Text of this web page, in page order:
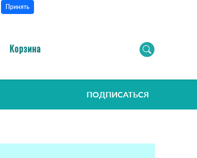
Принять
Корзина
ПОДПИСАТЬСЯ